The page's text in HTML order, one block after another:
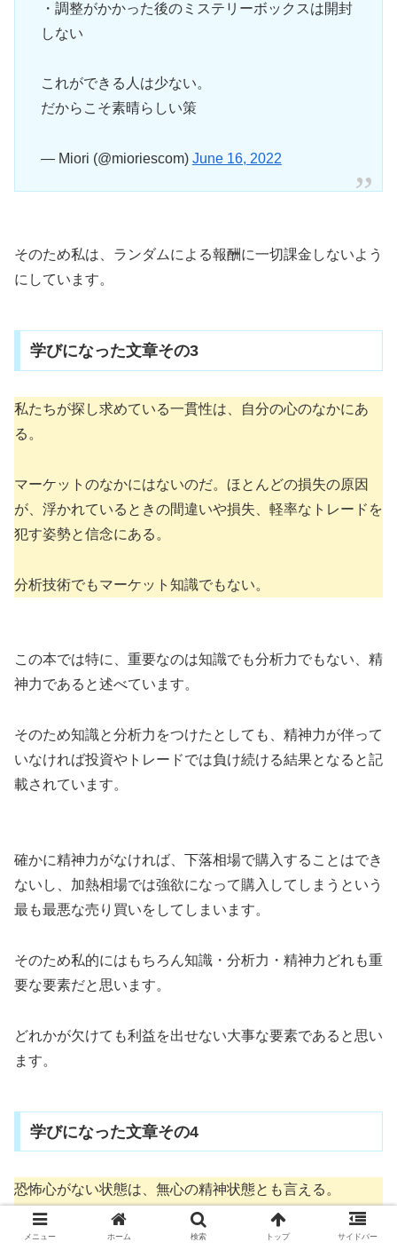
・調整がかかった後のミステリーボックスは開封
しない
これができる人は少ない。
だからこそ素晴らしい策
— Miori (@mioriescom) June 16, 2022
そのため私は、ランダムによる報酬に一切課金しないよう
にしています。
学びになった文章その3
私たちが探し求めている一貫性は、自分の心のなかにあ
る。
マーケットのなかにはないのだ。ほとんどの損失の原因
が、浮かれているときの間違いや損失、軽率なトレードを
犯す姿勢と信念にある。
分析技術でもマーケット知識でもない。
この本では特に、重要なのは知識でも分析力でもない、精
神力であると述べています。
そのため知識と分析力をつけたとしても、精神力が伴って
いなければ投資やトレードでは負け続ける結果となると記
載されています。
確かに精神力がなければ、下落相場で購入することはでき
ないし、加熱相場では強欲になって購入してしまうという
最も最悪な売り買いをしてしまいます。
そのため私的にはもちろん知識・分析力・精神力どれも重
要な要素だと思います。
どれかが欠けても利益を出せない大事な要素であると思い
ます。
学びになった文章その4
恐怖心がない状態は、無心の精神状態とも言える。
それは多くのスポーツ選手が「ゾーン」と呼ぶ精神状態に
メニュー ホーム 検索 トップ サイドバー